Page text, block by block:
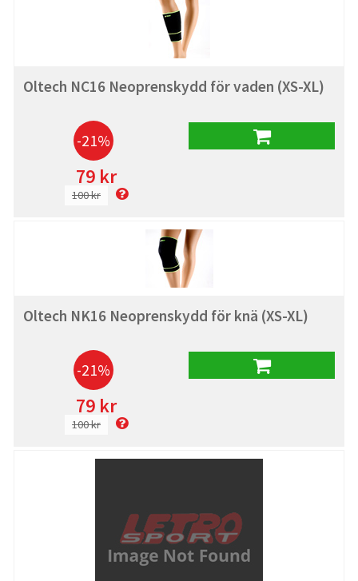
Oltech NC16 Neoprenskydd för vaden (XS-XL)
-21%
79 kr
100 kr
Oltech NK16 Neoprenskydd för knä (XS-XL)
-21%
79 kr
100 kr